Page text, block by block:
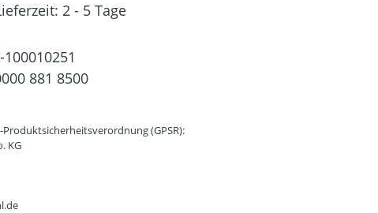
2 - 5 Tage
100010251
881 8500
(GPSR):
KG